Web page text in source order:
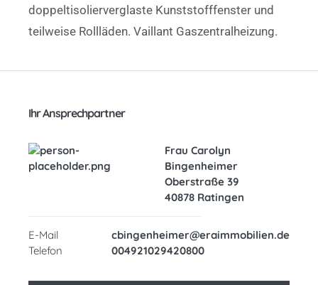
doppeltisolierverglaste Kunststofffenster und
teilweise Rollläden. Vaillant Gaszentralheizung.
Ihr Ansprechpartner
Frau Carolyn
Bingenheimer
Oberstraße 39
40878 Ratingen
E-Mail
cbingenheimer@eraimmobilien.de
Telefon
004921029420800